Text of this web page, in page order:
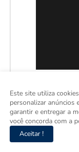
Este site utiliza
personalizar anúncios
garantir e entregar a
você concorda com a
Aceitar !